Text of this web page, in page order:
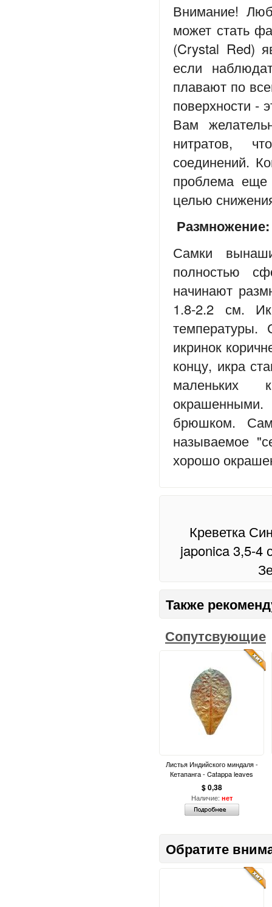
Внимание!
может стать
(Crystal Red)
если
плавают по
поверхности -
Вам
нитратов,
соединений.
проблема
целью
Размножение:
Самки
полностью
начинают
1.8-2.2 см.
икринок
концу, икра
маленьких
брюшком.
называемое
хорошо
Креветка
japonica 3,5-4
Также
Сопутсвующие
Листья Индийского миндаля -
Кетапанга - Catappa leaves
$ 0,38
Наличие: нет
Обратите